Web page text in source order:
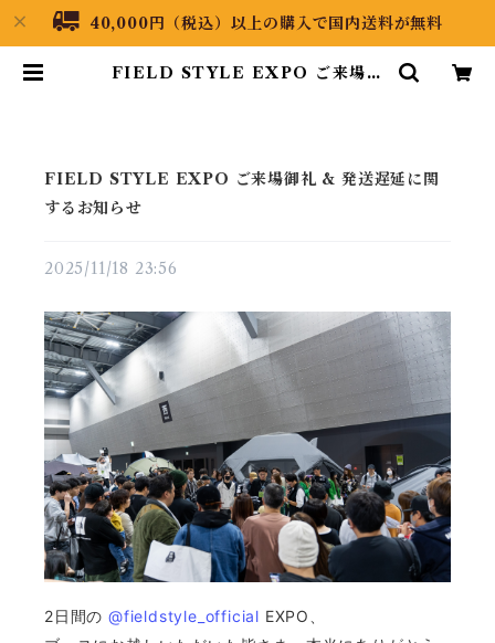
40,000円（税込）以上の購入で国内送料が無料
FIELD STYLE EXPO ご来場御
FIELD STYLE EXPO ご来場御礼 & 発送遅延に関
するお知らせ
2025/11/18 23:56
2日間の @fieldstyle_official EXPO、